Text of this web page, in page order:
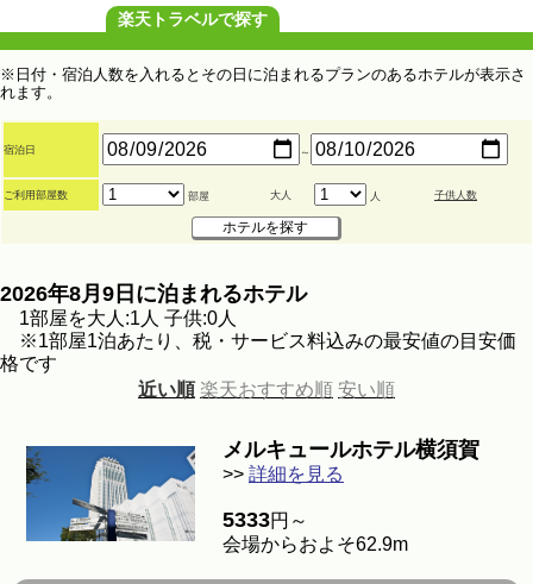
楽天トラベルで探す
※日付・宿泊人数を入れるとその日に泊まれるプランのあるホテルが表示さ
れます。
宿泊日 ～
ご利用部屋数 部屋 大人 人 子供人数
2026年8月9日に泊まれるホテル
1部屋を大人:1人 子供:0人
※1部屋1泊あたり、税・サービス料込みの最安値の目安価
格です
近い順 楽天おすすめ順 安い順
メルキュールホテル横須賀
>> 詳細を見る
5333円～
会場からおよそ62.9m